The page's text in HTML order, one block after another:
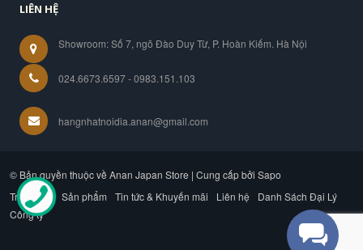
LIÊN HỆ
Showroom: Số 7, ngõ Đào Duy Từ, P. Hoàn Kiếm. Hà Nội
024.6673.6597 - 0983.151.103
hangnhatnoidia.anan@gmail.com
© Bản quyền thuộc về Anan Japan Store | Cung cấp bởi Sapo
Trang chủ Sản phẩm Tin tức & Khuyến mãi Liên hệ
Danh Sách Đại Lý
Công ty